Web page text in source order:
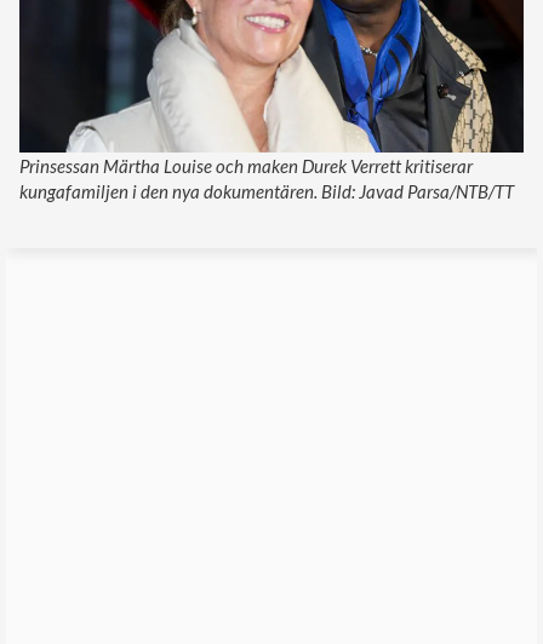
Prinsessan Märtha Louise och maken Durek Verrett kritiserar
kungafamiljen i den nya dokumentären. Bild: Javad Parsa/NTB/TT